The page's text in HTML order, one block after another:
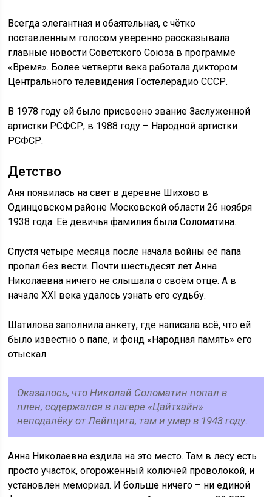
Всегда элегантная и обаятельная, с чётко
поставленным голосом уверенно рассказывала
главные новости Советского Союза в программе
«Время». Более четверти века работала диктором
Центрального телевидения Гостелерадио СССР.
В 1978 году ей было присвоено звание Заслуженной
артистки РСФСР, в 1988 году – Народной артистки
РСФСР.
Детство
Аня появилась на свет в деревне Шихово в
Одинцовском районе Московской области 26 ноября
1938 года. Её девичья фамилия была Соломатина.
Спустя четыре месяца после начала войны её папа
пропал без вести. Почти шестьдесят лет Анна
Николаевна ничего не слышала о своём отце. А в
начале XXI века удалось узнать его судьбу.
Шатилова заполнила анкету, где написала всё, что ей
было известно о папе, и фонд «Народная память» его
отыскал.
Оказалось, что Николай Соломатин попал в
плен, содержался в лагере «Цайтхайн»
неподалёку от Лейпцига, там и умер в 1943 году.
Анна Николаевна ездила на это место. Там в лесу есть
просто участок, огороженный колючей проволокой, и
установлен мемориал. И больше ничего – ни единой